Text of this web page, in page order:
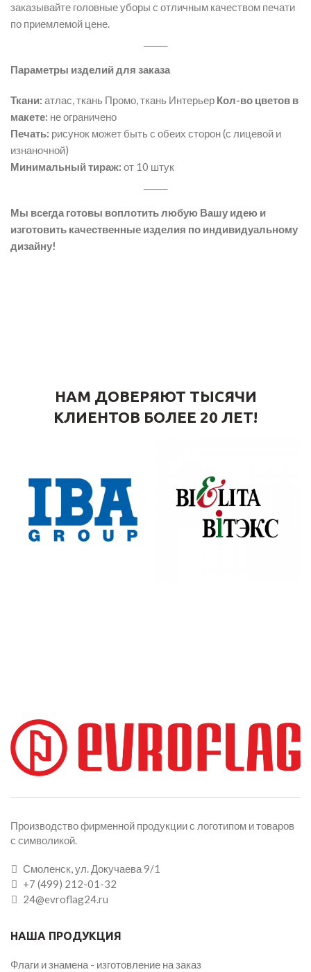
заказывайте головные уборы с отличным качеством печати
по приемлемой цене.
Параметры изделий для заказа
Ткани: атлас, ткань Промо, ткань Интерьер Кол-во цветов в
макете: не ограничено
Печать: рисунок может быть с обеих сторон (с лицевой и
изнаночной)
Минимальный тираж: от 10 штук
Мы всегда готовы воплотить любую Вашу идею и
изготовить качественные изделия по индивидуальному
дизайну!
НАМ ДОВЕРЯЮТ ТЫСЯЧИ
КЛИЕНТОВ БОЛЕЕ 20 ЛЕТ!
Производство фирменной продукции с логотипом и товаров
с символикой.
Смоленск, ул. Докучаева 9/1
+7 (499) 212-01-32
24@evroflag24.ru
НАША ПРОДУКЦИЯ
Флаги и знамена - изготовление на заказ